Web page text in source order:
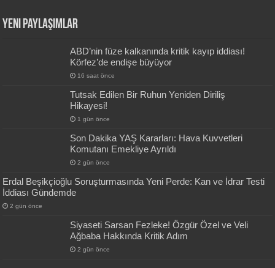
Yeni Paylaşımlar
ABD’nin füze kalkanında kritik kayıp iddiası!
Körfez’de endişe büyüyor
16 saat önce
Tutsak Edilen Bir Ruhun Yeniden Diriliş
Hikayesi!
1 gün önce
Son Dakika YAŞ Kararları: Hava Kuvvetleri
Komutanı Emekliye Ayrıldı
2 gün önce
Erdal Beşikçioğlu Soruşturmasında Yeni Perde: Kan ve İdrar Testi
İddiası Gündemde
2 gün önce
Siyaseti Sarsan Fezleke! Özgür Özel ve Veli
Ağbaba Hakkında Kritik Adım
2 gün önce